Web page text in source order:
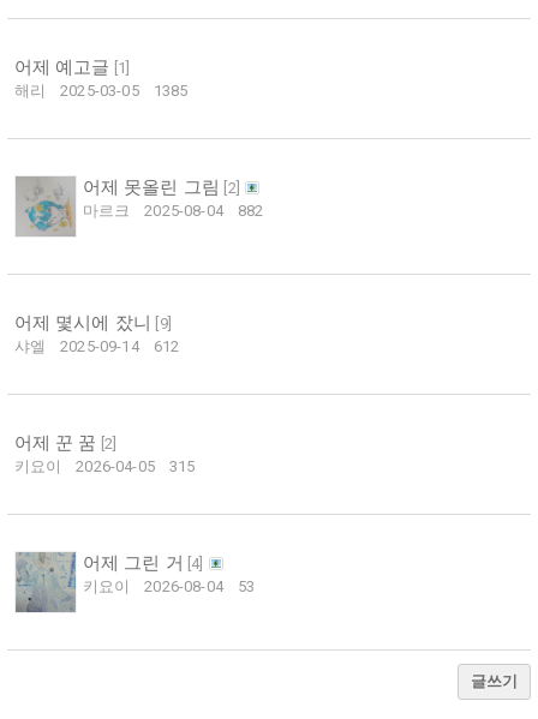
어제 예고글 1
해리
2025-03-05 1385
어제 못올린 그림 2]
마르크
2025-08-04 882
어제 몇시에 잤니 9]
샤엘
2025-09-14 612
어제 꾼 꿈 [2
키요이
2026-04-05 315
어제 그린 거 4]
키요이
2026-08-04 53
글쓰기